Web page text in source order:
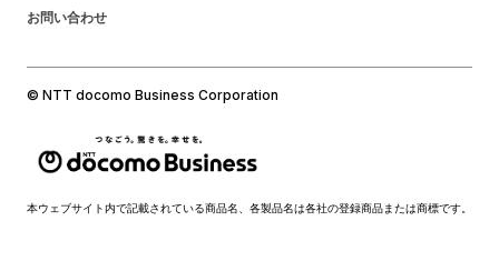
お問い合わせ
© NTT docomo Business Corporation
本ウェブサイト内で記載されている商品名、各製品名は各社の登録商品または商標です。